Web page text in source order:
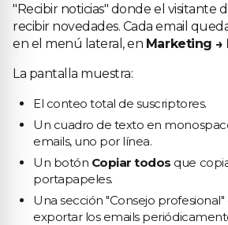
"Recibir noticias" donde el visitante
recibir novedades. Cada email
en el menú lateral, en Marketing →
La pantalla muestra:
El conteo total de suscriptores.
Un cuadro de texto en
emails, uno por línea.
Un botón Copiar todos que
portapapeles.
Una sección "Consejo
exportar los emails